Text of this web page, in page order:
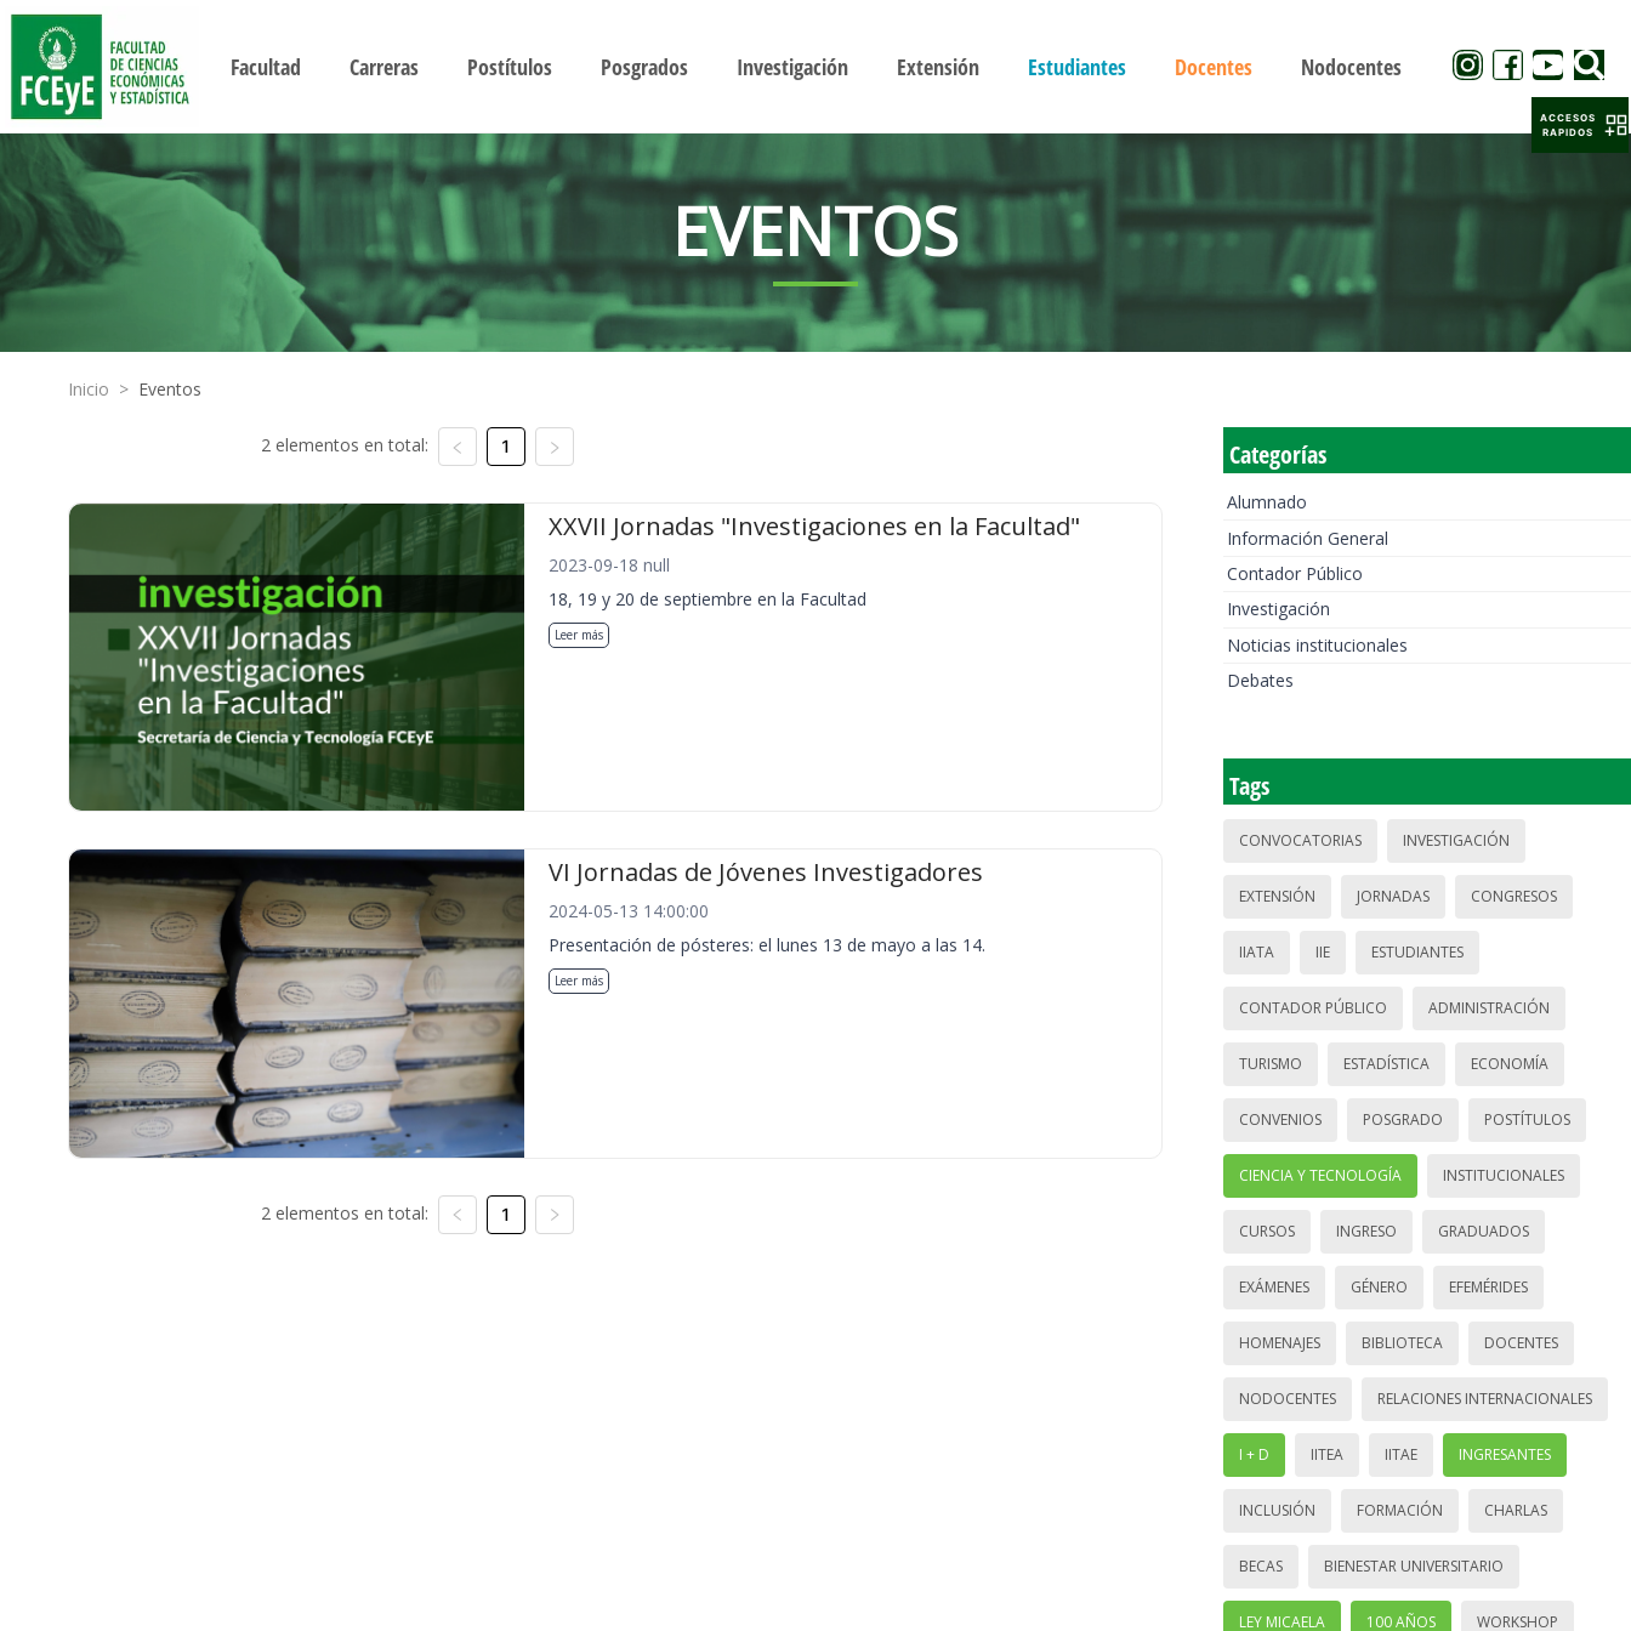
Facultad Carreras Postítulos Posgrados Investigación Extensión Estudiantes Docentes Nodocentes
EVENTOS
Inicio > Eventos
2 elementos en total: 1
XXVII Jornadas "Investigaciones en la Facultad"
2023-09-18 null
18, 19 y 20 de septiembre en la Facultad
Leer más
VI Jornadas de Jóvenes Investigadores
2024-05-13 14:00:00
Presentación de pósteres: el lunes 13 de mayo a las 14.
Leer más
2 elementos en total: 1
Categorías
Alumnado
Información General
Contador Público
Investigación
Noticias institucionales
Debates
Tags
CONVOCATORIAS INVESTIGACIÓN
EXTENSIÓN JORNADAS CONGRESOS
IIATA IIE ESTUDIANTES
CONTADOR PÚBLICO ADMINISTRACIÓN
TURISMO ESTADÍSTICA ECONOMÍA
CONVENIOS POSGRADO POSTÍTULOS
CIENCIA Y TECNOLOGÍA INSTITUCIONALES
CURSOS INGRESO GRADUADOS
EXÁMENES GÉNERO EFEMÉRIDES
HOMENAJES BIBLIOTECA DOCENTES
NODOCENTES RELACIONES INTERNACIONALES
I + D IITEA IITAE INGRESANTES
INCLUSIÓN FORMACIÓN CHARLAS
BECAS BIENESTAR UNIVERSITARIO
LEY MICAELA 100 AÑOS WORKSHOP
ACCESOS
RAPIDOS